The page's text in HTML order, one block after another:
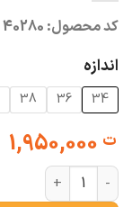
کد محصول:40280
اندازه
34
36
38
ت1,950,000
شلوار بگی برند kiabi ارجینال عدد